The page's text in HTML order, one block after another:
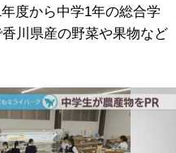
度から中学1年の総合学
川県産の野菜や果物など